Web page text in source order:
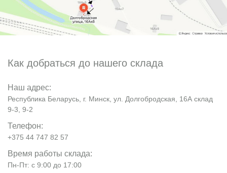
Как добраться до нашего склада
Наш адрес:
Республика Беларусь, г. Минск, ул. Долгобродская, 16А склад
9-3, 9-2
Телефон:
+375 44 747 82 57
Время работы склада:
Пн-Пт: с 9:00 до 17:00